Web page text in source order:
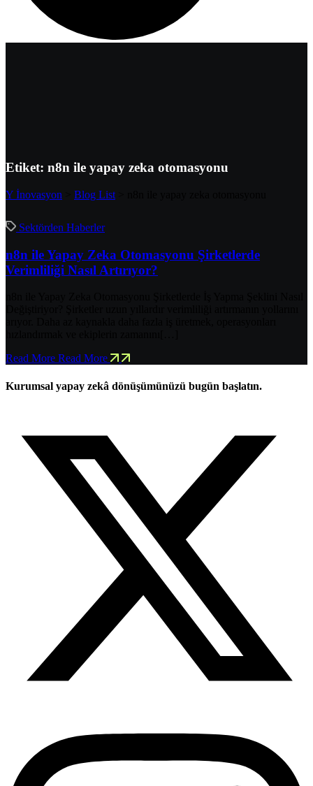
Etiket: n8n ile yapay zeka otomasyonu
Y İnovasyon Blog List
Sektörden Haberler
n8n ile Yapay Zeka Otomasyonu Şirketlerde
Verimliliği Nasıl Artırıyor?
Read More Read More
Kurumsal yapay zekâ dönüşümünüzü bugün başlatın.